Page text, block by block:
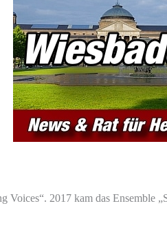
Voices“. 2017 kam das Ensemble